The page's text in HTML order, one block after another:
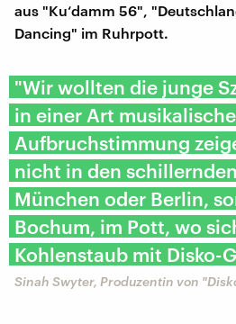
aus "Ku‘damm 56",
Dancing" im Ruhrpott.
"Wir wollten die junge
in einer Art
Aufbruchstimmung
nicht in den
München oder Berlin,
Bochum, im Pott, wo
Kohlenstaub mit Disko-
Sinah Swyter, Produzentin von